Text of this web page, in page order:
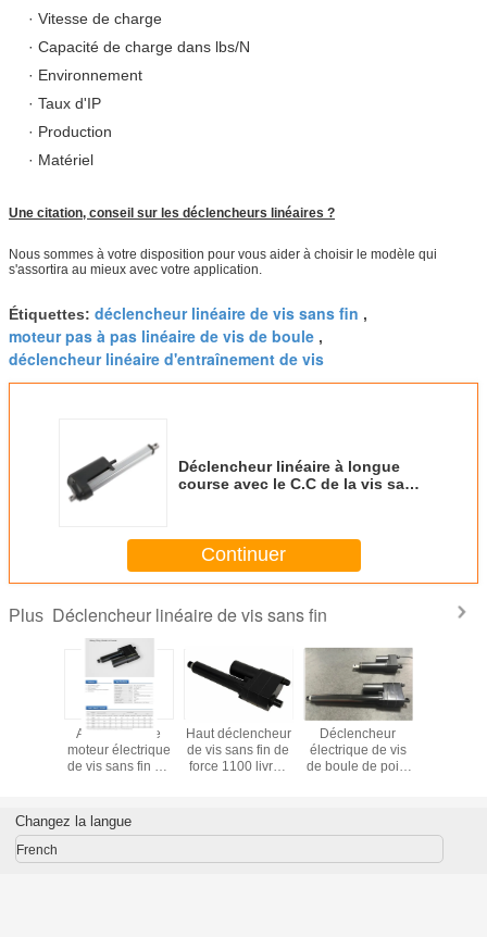
· Vitesse de charge
· Capacité de charge dans lbs/N
· Environnement
· Taux d'IP
· Production
· Matériel
Une citation, conseil sur les déclencheurs linéaires ?
Nous sommes à votre disposition pour vous aider à choisir le modèle qui
s'assortira au mieux avec votre application.
Étiquettes: déclencheur linéaire de vis sans fin ,
moteur pas à pas linéaire de vis de boule ,
déclencheur linéaire d'entraînement de vis
Déclencheur linéaire à longue
course avec le C.C de la vis sans
Continuer
Plus Déclencheur linéaire de vis sans fin
de
Assemblée de
moteur électrique
de vis sans fin de
d'entraînement de
vis avec le
Haut déclencheur
de vis sans fin de
force 1100 livres
Déclencheur
électrique de vis
de boule de point
linéaire d'anti
Changez la langue
French